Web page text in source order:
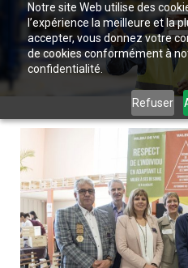
Notre site Web utilise des
l’expérience la meilleure et la
accepter, vous donnez votre
de cookies conformément à
confidentialité.
Refuser